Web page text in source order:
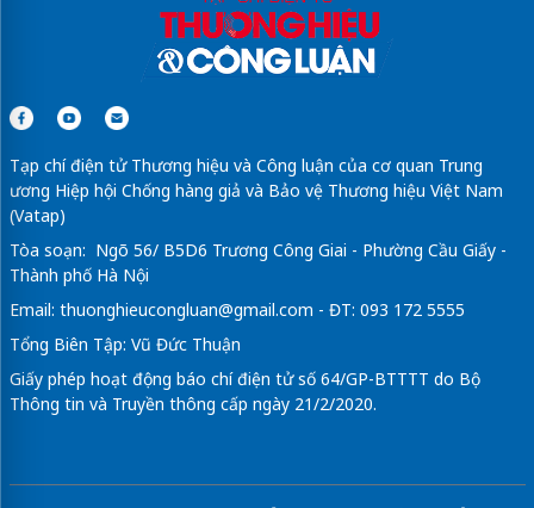
Tạp chí điện tử Thương hiệu và Công luận của cơ quan Trung
ương Hiệp hội Chống hàng giả và Bảo vệ Thương hiệu Việt Nam
(Vatap)
Tòa soạn: Ngõ 56/ B5D6 Trương Công Giai - Phường Cầu Giấy -
Thành phố Hà Nội
Email: thuonghieucongluan@gmail.com - ĐT: 093 172 5555
Tổng Biên Tập: Vũ Đức Thuận
Giấy phép hoạt động báo chí điện tử số 64/GP-BTTTT do Bộ
Thông tin và Truyền thông cấp ngày 21/2/2020.